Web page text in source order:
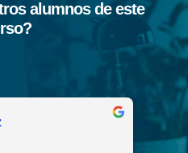
alumnos de este